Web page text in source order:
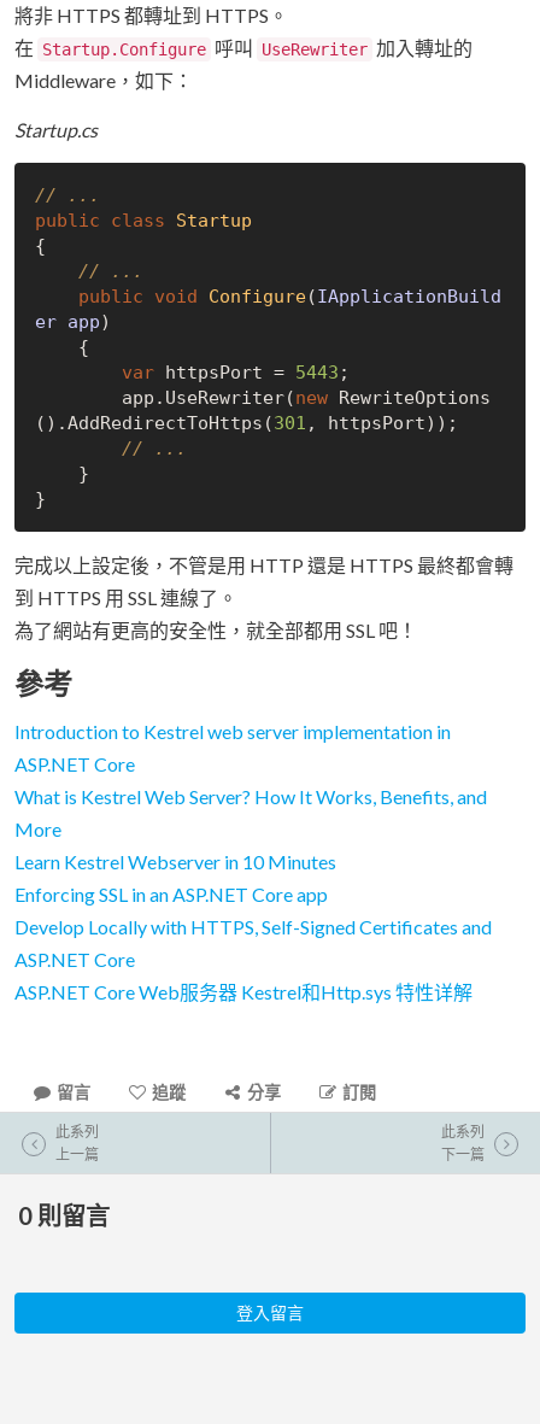
將非 HTTPS 都轉址到 HTTPS。
在 Startup.Configure 呼叫 UseRewriter 加入轉址的
Middleware，如下：
Startup.cs
// ...
public
class
Startup
{
// ...
public
void Configure(IApplicationBuild
er app)
var httpsPort = 5443 ;
        app.UseRewriter(
new RewriteOptions
().AddRedirectToHttps(301 , httpsPort));
// ...
完成以上設定後，不管是用 HTTP 還是 HTTPS 最終都會轉
到 HTTPS 用 SSL 連線了。
為了網站有更高的安全性，就全部都用 SSL 吧！
參考
Introduction to Kestrel web server implementation in
ASP.NET Core
What is Kestrel Web Server? How It Works, Benefits, and
More
Learn Kestrel Webserver in 10 Minutes
Enforcing SSL in an ASP.NET Core app
Develop Locally with HTTPS, Self-Signed Certificates and
ASP.NET Core
ASP.NET Core Web服务器 Kestrel和Http.sys 特性详解
留言 追蹤 分享 訂閱
此系列
上一篇
此系列
下一篇
0 則留言
登入留言